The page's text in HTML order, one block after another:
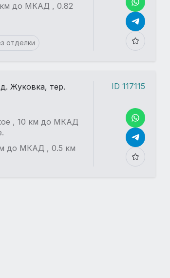
до МКАД , 0.82
отделки
Жуковка, тер.
, 10 км до МКАД
до МКАД , 0.5 км
ID 117115